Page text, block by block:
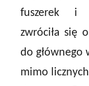
fuszerek i
zwróciła się
do głównego
mimo